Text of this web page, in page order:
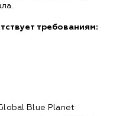
требованиям:
Blue Planet